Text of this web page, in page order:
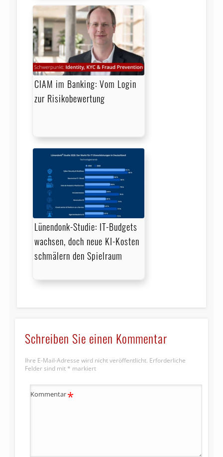
CIAM im Banking: Vom Login
zur Risikobewertung
Lünendonk-Studie: IT-Budgets
wachsen, doch neue KI-Kosten
schmälern den Spielraum
Schreiben Sie einen Kommentar
Ihre E-Mail-Adresse wird nicht veröffentlicht. Erforderliche
Felder sind mit * markiert
Kommentar*